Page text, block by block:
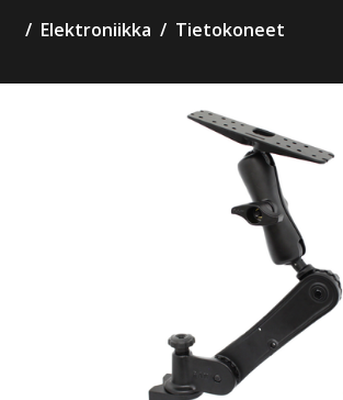
Elektroniikka Tietokoneet